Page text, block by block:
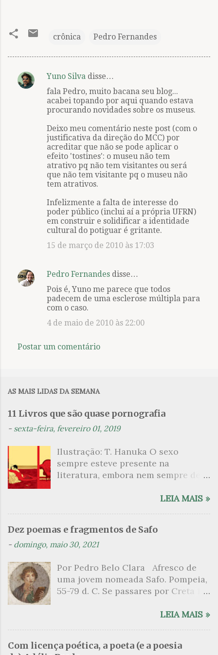
crônica Pedro Fernandes
C
Yuno Silva disse…
fala Pedro, muito bacana seu blog...
acabei topando por aqui quando estava
procurando novidades sobre os museus.
Deixo meu comentário neste post (com o
justificativa da direção do MCC) por
acreditar que não se pode aplicar o
efeito 'tostines': o museu não tem
atrativo pq não tem visitantes ou será
que não tem visitante pq o museu não
tem atrativos.
Infelizmente a falta de interesse do
poder público (inclui aí a própria UFRN)
em construir e solidificar a identidade
cultural do potiguar é gritante.
15 de março de 2010 às 17:03
Pedro Fernandes disse…
Pois é, Yuno me parece que todos
padecem de uma esclerose múltipla para
com o caso.
4 de maio de 2010 às 22:00
Postar um comentário
AS MAIS LIDAS DA SEMANA
11 Livros que são quase pornografia
- sexta-feira, fevereiro 01, 2019
Ilustração: T. Hanuka O sexo
sempre esteve presente na
literatura, embora nem sempre de
que mergulharam em sua própria
psicanalítico e findaram por revelar
a partir dessa intimidade o lado
apresenta um conjunto de livros
nos quais os escritores se
desnudam, livros que dispensam o
tom. Christine Angot, até o presente
uma romancista francesa quase
desconhecida no Brasil embora
tenha sido autora de um livro
LEIA MAIS »
Dez poemas e fragmentos de Safo
- domingo, maio 30, 2021
Por Pedro Belo Clara Afresco de
uma jovem nomeada Safo. Pompeia,
55-79 d. C. Se passares por Creta 1
grato é o pomar de macieiras e do
no meio dos ramos escorre a água,
LEIA MAIS »
Com licença poética, a poeta (e a poesia